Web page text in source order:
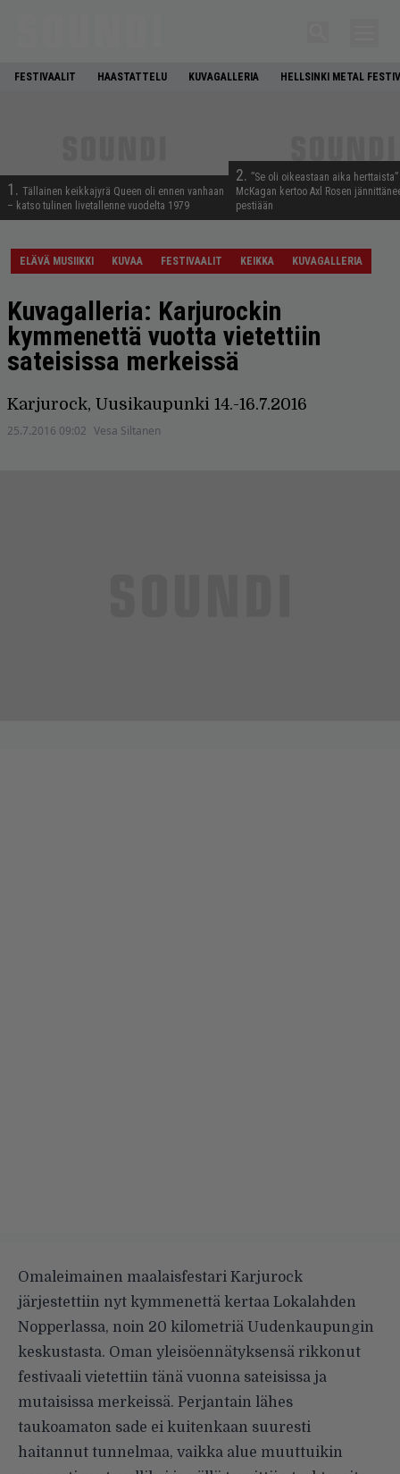
FESTIVAALIT HAASTATTELU KUVAGALLERIA HELLSINKI METAL
1. Tällainen keikkajyrä Queen oli ennen vanhaan
– katso tulinen livetallenne vuodelta 1979
2. ”Se oli oikeastaan aika
McKagan kertoo Axl Rosen
pestiään
ELÄVÄ MUSIIKKI KUVAA FESTIVAALIT KEIKKA KUVAGALLERIA
Kuvagalleria: Karjurockin
kymmenettä vuotta vietettiin
sateisissa merkeissä
Karjurock, Uusikaupunki 14.-16.7.2016
25.7.2016 09:02 Vesa Siltanen
Omaleimainen maalaisfestari Karjurock
järjestettiin nyt kymmenettä kertaa Lokalahden
Nopperlassa, noin 20 kilometriä Uudenkaupungin
keskustasta. Oman yleisöennätyksensä rikkonut
festivaali vietettiin tänä vuonna sateisissa ja
mutaisissa merkeissä. Perjantain lähes
taukoamaton sade ei kuitenkaan suuresti
haitannut tunnelmaa, vaikka alue muuttuikin